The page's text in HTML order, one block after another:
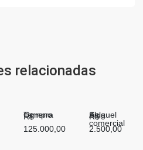
relacionadas
R$
125.000,00
Compra
Terreno
R$
2.500,00
Aluguel
Sala
comercial